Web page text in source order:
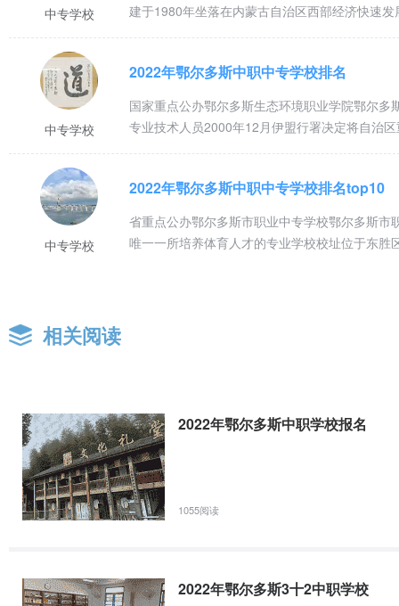
中专学校
建于1980年坐落在内蒙古自治区西部经济快速
中专学校
2022年鄂尔多斯中职中专学校排名
国家重点公办鄂尔多斯生态环境职业学院鄂尔
专业技术人员2000年12月伊盟行署决定将自治
中专学校
2022年鄂尔多斯中职中专学校排名top10
省重点公办鄂尔多斯市职业中专学校鄂尔多斯
唯一一所培养体育人才的专业学校校址位于东
相关阅读
2022年鄂尔多斯中职学校报名
1055阅读
2022年鄂尔多斯3十2中职学校